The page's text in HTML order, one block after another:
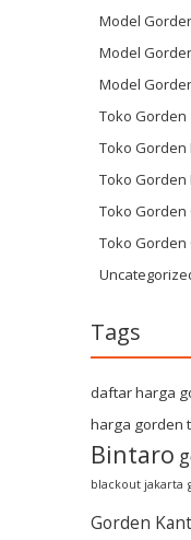
Model
Model
Model
Toko Gorden
Toko Gorden
Toko Gorden
Toko Gorden
Toko
Tags
daftar harga
harga gorden
Bintaro
blackout jakarta
Gorden